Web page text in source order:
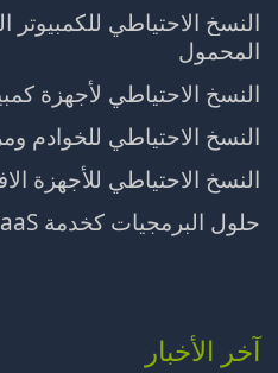
النسخ الاحتياطي للكمبيوتر
المحمول
النسخ الاحتياطي لأجهزة
النسخ الاحتياطي للخوادم
النسخ الاحتياطي للأجهزة
حلول البرمجيات كخدمة SaaS للشركات
آخر الأخبار